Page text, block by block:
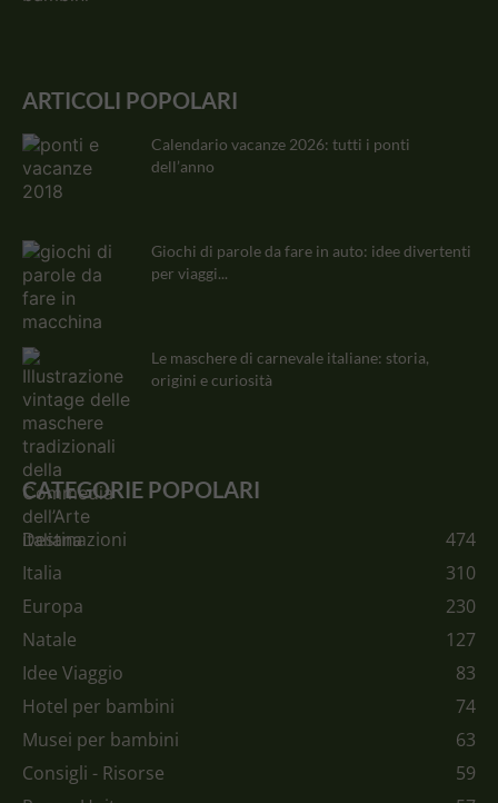
ARTICOLI POPOLARI
Calendario vacanze 2026: tutti i ponti
dell’anno
Giochi di parole da fare in auto: idee divertenti
per viaggi...
Le maschere di carnevale italiane: storia,
origini e curiosità
CATEGORIE POPOLARI
Destinazioni
474
Italia
310
Europa
230
Natale
127
Idee Viaggio
83
Hotel per bambini
74
Musei per bambini
63
Consigli - Risorse
59